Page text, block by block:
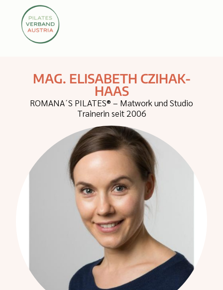
MAG. ELISABETH CZIHAK-
HAAS
ROMANA´S PILATES® – Matwork und Studio
Trainerin seit 2006